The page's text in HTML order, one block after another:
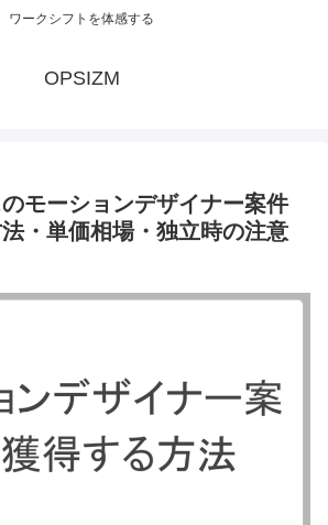
ワークシフトを体感する
OPSIZM
モーションデザイナー案件
・単価相場・独立時の注意